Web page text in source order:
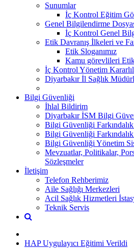
Sunumlar
İç Kontrol Eğitim
Genel Bilgilendirme
İç Kontrol Genel
Etik Davranış İlkeleri ve
Etik Sloganımız
Kamu görevlileri
İç Kontrol Yönetim
Diyarbakır İl Sağlık
Bilgi Güvenliği
İhlal Bildirim
Diyarbakır İSM Bilgi
Bilgi Güvenliği
Bilgi Güvenliği
Bilgi Güvenliği Yönetim
Mevzuatlar, Politikalar,
Sözleşmeler
İletişim
Telefon Rehberimiz
Aile Sağlığı Merkezleri
Acil Sağlık Hizmetleri
Teknik Servis
HAP Uygulayıcı Eğitimi Verildi